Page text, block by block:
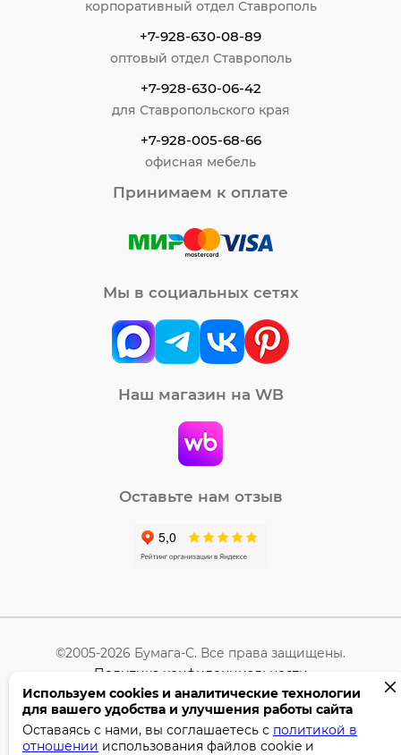
корпоративный отдел Ставрополь
+7-928-630-08-89
оптовый отдел Ставрополь
+7-928-630-06-42
для Ставропольского края
+7-928-005-68-66
офисная мебель
Принимаем к оплате
Мы в социальных сетях
Наш магазин на WB
Оставьте нам отзыв
©2005-2026 Бумага-С. Все права защищены.
Политика конфиденциальности
Поддержка сайта — Профител
Используем cookies и аналитические технологии
для вашего удобства и улучшения работы сайта
Оставаясь с нами, вы соглашаетесь с политикой в
отношении использования файлов cookie и